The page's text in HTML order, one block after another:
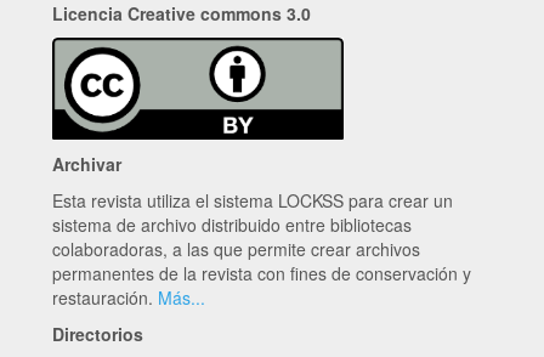
Licencia Creative commons 3.0
Archivar
Esta revista utiliza el sistema LOCKSS para crear un
sistema de archivo distribuido entre bibliotecas
colaboradoras, a las que permite crear archivos
permanentes de la revista con fines de conservación y
restauración. Más...
Directorios